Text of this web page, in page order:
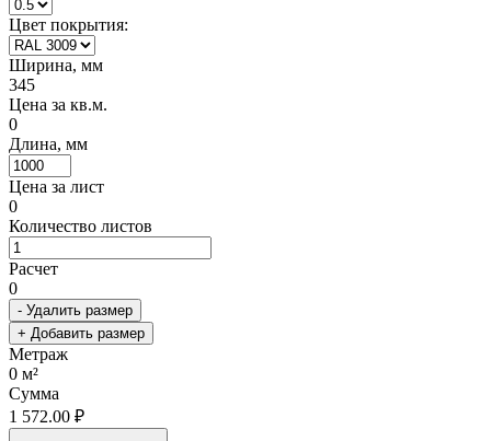
Цвет покрытия:
Ширина, мм
345
Цена за кв.м.
0
Длина, мм
Цена за лист
0
Количество листов
Расчет
0
- Удалить размер
+ Добавить размер
Метраж
0 м²
Сумма
1 572.00 ₽